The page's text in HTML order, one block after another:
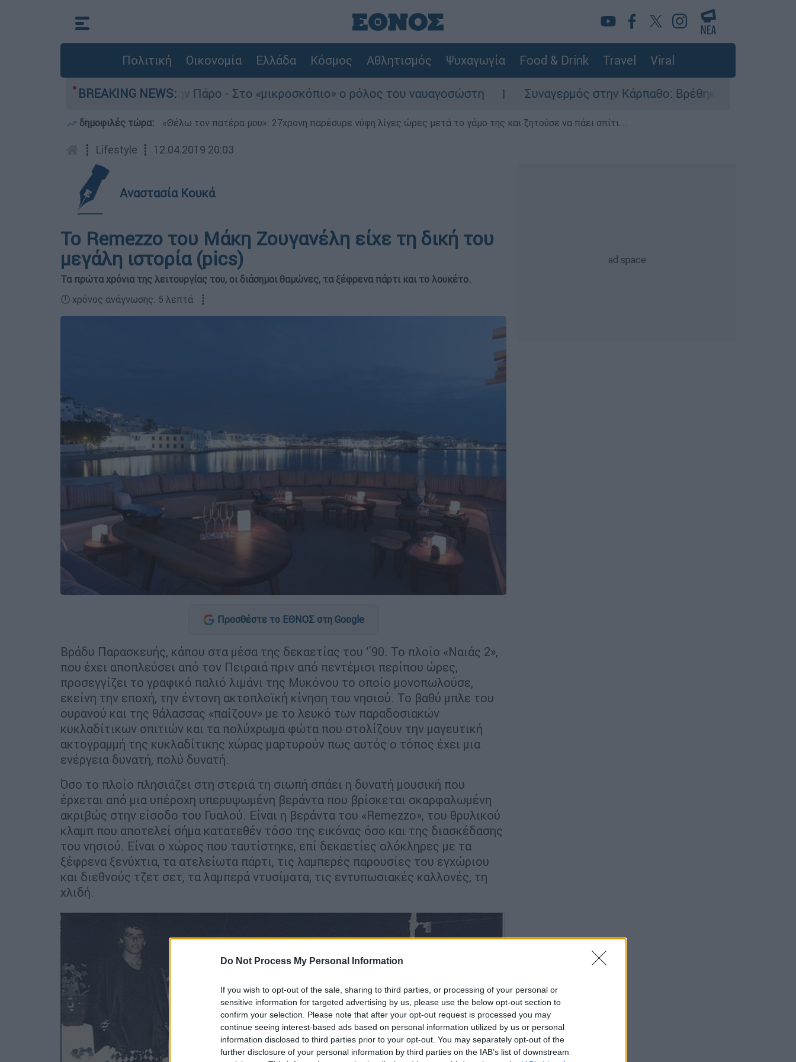
Do Not Process My Personal Information
If you wish to opt-out of the sale, sharing to third parties, or processing of your personal or
sensitive information for targeted advertising by us, please use the below opt-out section to
confirm your selection. Please note that after your opt-out request is processed you may
continue seeing interest-based ads based on personal information utilized by us or personal
information disclosed to third parties prior to your opt-out. You may separately opt-out of the
further disclosure of your personal information by third parties on the IAB’s list of downstream
Πολιτική Οικονομία Ελλάδα Κόσμος Αθλητισμός Ψυχαγωγία Food & Drink Travel Viral
BREAKING NEWS:
του 4χρονου στην Πάρο - Στο «μικροσκόπιο» ο ρόλος του ναυαγοσώστη Συναγερμός στην Κάρπαθο: Βρέθηκαν παλιά πυρομαχικά στο
δημοφιλές τώρα: «Θέλω τον πατέρα μου»: 27χρονη παρέσυρε νύφη λίγες ώρες μετά το γάμο της και ζητούσε να πάει σπίτι...
┋ Lifestyle ┋ 12.04.2019 20:03
Αναστασία Κουκά
Το Remezzo του Μάκη Ζουγανέλη είχε τη δική του
μεγάλη ιστορία (pics)
Τα πρώτα χρόνια της λειτουργίας του, οι διάσημοι θαμώνες, τα ξέφρενα πάρτι και το λουκέτο.
🕛 χρόνος ανάγνωσης: 5 λεπτά ┋
Προσθέστε το ΕΘΝΟΣ στη Google
Βράδυ Παρασκευής, κάπου στα μέσα της δεκαετίας του ‘΄90. Το πλοίο «Ναιάς 2»,
που έχει αποπλεύσει από τον Πειραιά πριν από πεντέμισι περίπου ώρες,
προσεγγίζει το γραφικό παλιό λιμάνι της Μυκόνου το οποίο μονοπωλούσε,
εκείνη την εποχή, την έντονη ακτοπλοϊκή κίνηση του νησιού. Το βαθύ μπλε του
ουρανού και της θάλασσας «παίζουν» με το λευκό των παραδοσιακών
κυκλαδίτικων σπιτιών και τα πολύχρωμα φώτα που στολίζουν την μαγευτική
ακτογραμμή της κυκλαδίτικης χώρας μαρτυρούν πως αυτός ο τόπος έχει μια
ενέργεια δυνατή, πολύ δυνατή.
Όσο το πλοίο πλησιάζει στη στεριά τη σιωπή σπάει η δυνατή μουσική που
έρχεται από μια υπέροχη υπερυψωμένη βεράντα που βρίσκεται σκαρφαλωμένη
ακριβώς στην είσοδο του Γυαλού. Είναι η βεράντα του «Remezzο», του θρυλικού
κλαμπ που αποτελεί σήμα κατατεθέν τόσο της εικόνας όσο και της διασκέδασης
του νησιού. Είναι ο χώρος που ταυτίστηκε, επί δεκαετίες ολόκληρες με τα
ξέφρενα ξενύχτια, τα ατελείωτα πάρτι, τις λαμπερές παρουσίες του εγχώριου
και διεθνούς τζετ σετ, τα λαμπερά ντυσίματα, τις εντυπωσιακές καλλονές, τη
χλιδή.